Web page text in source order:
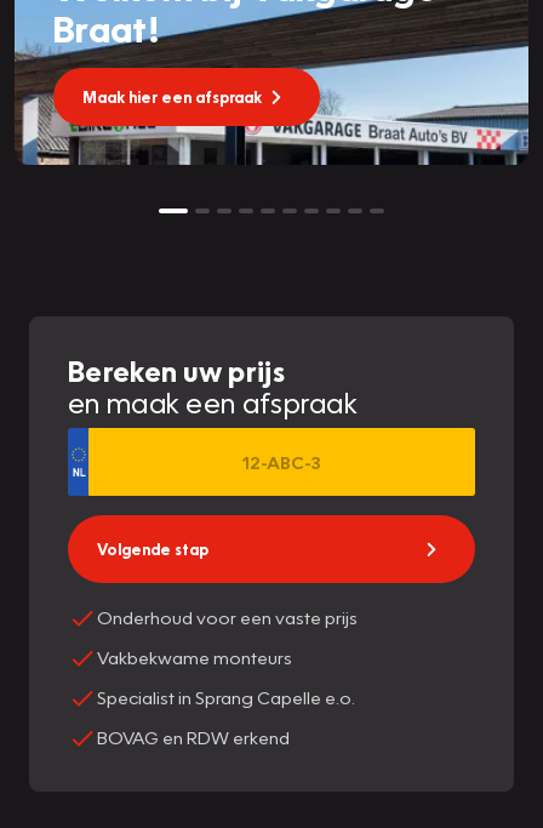
Braat!
Maak hier een afspraak
Bereken uw prijs
en maak een afspraak
Volgende stap
Onderhoud voor een vaste prijs
Vakbekwame monteurs
Specialist in Sprang Capelle e.o.
BOVAG en RDW erkend